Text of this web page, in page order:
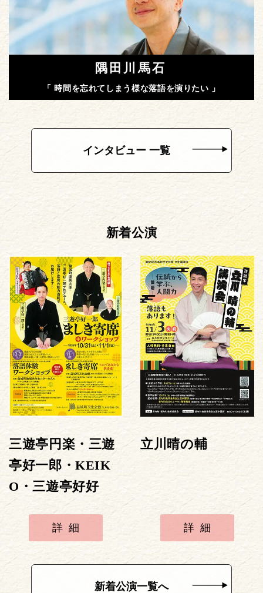
隅田川馬石
「 時間を忘れてしまう様な落語を演りたい 」
インタビュー 一覧
新着公演
三遊亭円楽・三遊
亭好一郎・KEIK
O・三遊亭好好
詳細
立川晴の輔
詳細
新着公演一覧へ